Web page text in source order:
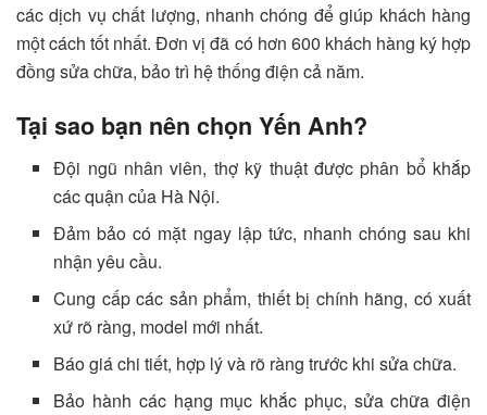
các dịch vụ chất lượng, nhanh chóng để giúp khách hàng
một cách tốt nhất. Đơn vị đã có hơn 600 khách hàng ký hợp
đồng sửa chữa, bảo trì hệ thống điện cả năm.
Tại sao bạn nên chọn Yến Anh?
Đội ngũ nhân viên, thợ kỹ thuật được phân bổ khắp
các quận của Hà Nội.
Đảm bảo có mặt ngay lập tức, nhanh chóng sau khi
nhận yêu cầu.
Cung cấp các sản phẩm, thiết bị chính hãng, có xuất
xứ rõ ràng, model mới nhất.
Báo giá chi tiết, hợp lý và rõ ràng trước khi sửa chữa.
Bảo hành các hạng mục khắc phục, sửa chữa điện